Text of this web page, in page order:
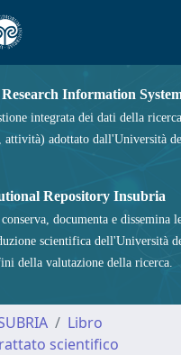
Information
integrata dei dati della
attività) adottato dall'Università
Repository Insubria
documenta e dissemina
scientifica dell'Università
della valutazione della ricerca.
Libro
scientifico